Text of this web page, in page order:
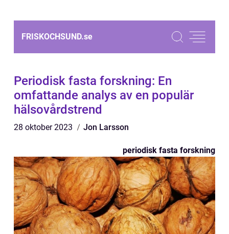
FRISKOCHSUND.se
Periodisk fasta forskning: En
omfattande analys av en populär
hälsovårdstrend
28 oktober 2023 Jon Larsson
periodisk fasta forskning